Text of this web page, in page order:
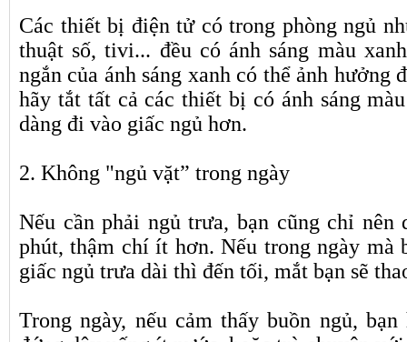
Các thiết bị điện tử có trong phòng ngủ
thuật số, tivi... đều có ánh sáng màu
ngắn của ánh sáng xanh có thể ảnh hưởng
hãy tắt tất cả các thiết bị có ánh sáng
dàng đi vào giấc ngủ hơn.
2. Không "ngủ vặt” trong ngày
Nếu cần phải ngủ trưa, bạn cũng chỉ
phút, thậm chí ít hơn. Nếu trong ngày mà
giấc ngủ trưa dài thì đến tối, mắt bạn sẽ
Trong ngày, nếu cảm thấy buồn ngủ,